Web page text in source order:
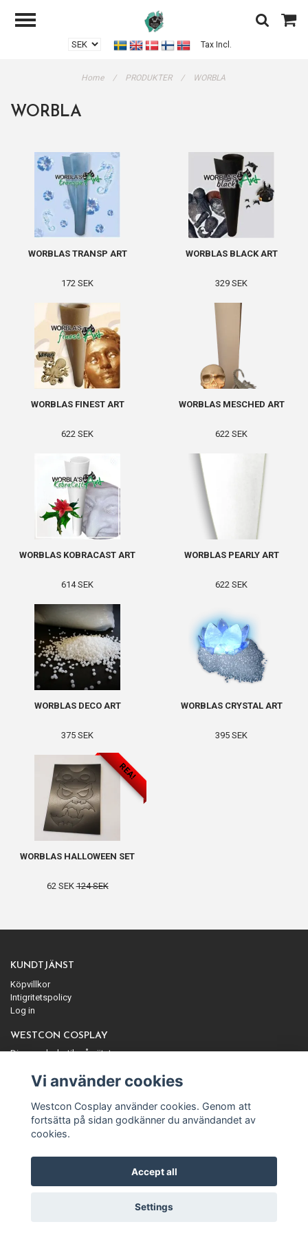
Tax Incl.
Home / PRODUKTER / WORBLA
WORBLA
WORBLAS TRANSP ART
172 SEK
WORBLAS BLACK ART
329 SEK
WORBLAS FINEST ART
622 SEK
WORBLAS MESCHED ART
622 SEK
WORBLAS KOBRACAST ART
614 SEK
WORBLAS PEARLY ART
622 SEK
WORBLAS DECO ART
375 SEK
WORBLAS CRYSTAL ART
395 SEK
REA!
WORBLAS HALLOWEEN SET
62 SEK124 SEK
KUNDTJÄNST
Köpvillkor
Intigritetspolicy
Log in
WESTCON COSPLAY
Din cosplaybutik på nätet
© Copyright Westcon Cosplay
Vi använder cookies
Westcon Cosplay använder cookies. Genom att
fortsätta på sidan godkänner du användandet av
cookies.
Accept all
Settings